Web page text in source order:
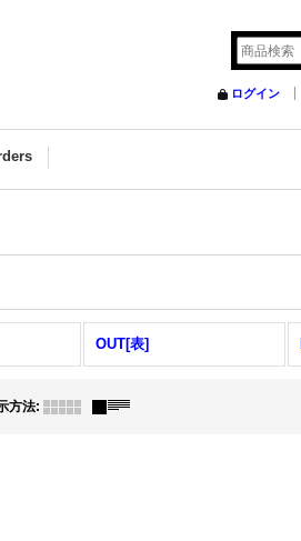
ログイン
OUT[表]
方法: